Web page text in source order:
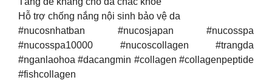
Hỗ trợ chống nắng nội sinh bảo vệ da
#nucosnhatban #nucosjapan #nucosspa
#nucosspa10000 #nucoscollagen #trangda
#nganlaohoa #dacangmin #collagen #collagenpeptide
#fishcollagen